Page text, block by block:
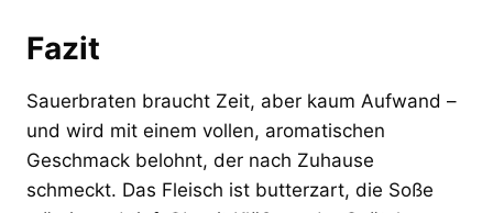
Fazit
Sauerbraten braucht Zeit, aber kaum Aufwand –
und wird mit einem vollen, aromatischen
Geschmack belohnt, der nach Zuhause
schmeckt. Das Fleisch ist butterzart, die Soße